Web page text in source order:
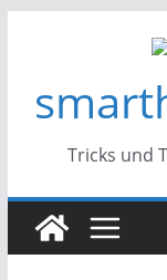
Tricks und